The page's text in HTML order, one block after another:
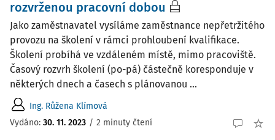
rozvrženou pracovní dobou
Jako zaměstnavatel vysíláme zaměstnance nepřetržitého
provozu na školení v rámci prohloubení kvalifikace.
Školení probíhá ve vzdáleném místě, mimo pracoviště.
Časový rozvrh školení (po-pá) částečně koresponduje v
některých dnech a časech s plánovanou ...
Ing. Růžena Klímová
Vydáno: 30. 11. 2023 / 2 minuty čtení